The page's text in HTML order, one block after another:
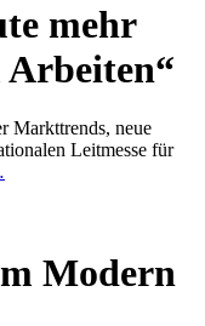
mehr
Arbeiten“
Markttrends, neue
Leitmesse für
Modern